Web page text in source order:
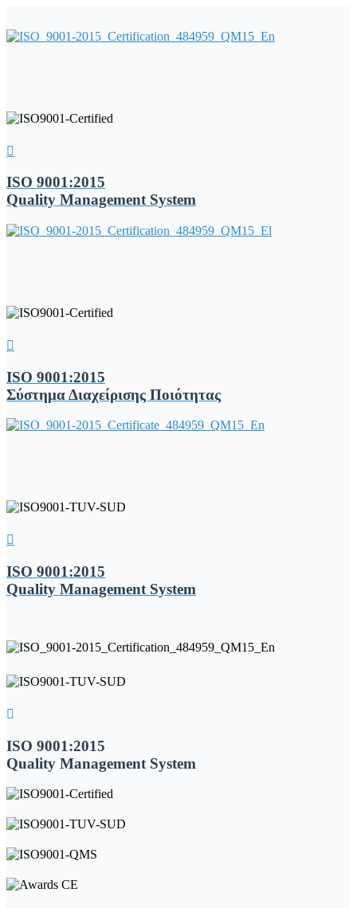
ISO 9001:2015
Quality Management System
ISO 9001:2015
Σύστημα Διαχείρισης Ποιότητας
ISO 9001:2015
Quality Management System
ISO 9001:2015
Quality Management System